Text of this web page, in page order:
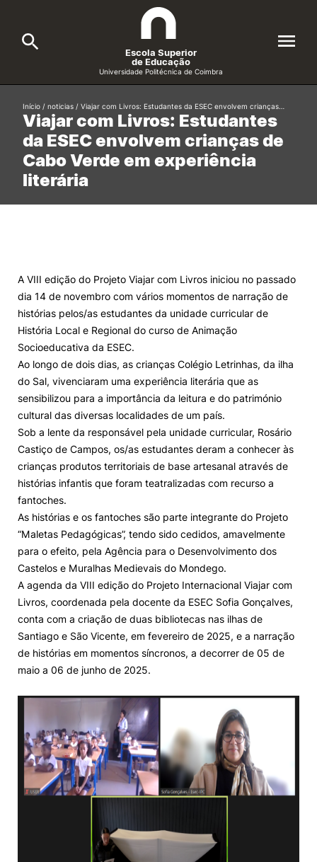
A ESEC
Cursos
Candidatos
Alunos
Knowledge Factory
Candidaturas
Escola Superior
de Educação
Universidade Politécnica de Coimbra
Search
Formative Offer General
Viajar com Livros: Estudantes
da ESEC envolvem crianças de
Cabo Verde em experiência
literária
Início / noticias / Viajar com Livros: Estudantes da ESEC envolvem crianças…
A VIII edição do Projeto Viajar com Livros iniciou no passado
dia 14 de novembro com vários momentos de narração de
histórias pelos/as estudantes da unidade curricular de
História Local e Regional do curso de Animação
Socioeducativa da ESEC.
Ao longo de dois dias, as crianças Colégio Letrinhas, da ilha
do Sal, vivenciaram uma experiência literária que as
sensibilizou para a importância da leitura e do património
cultural das diversas localidades de um país.
Sob a lente da responsável pela unidade curricular, Rosário
Castiço de Campos, os/as estudantes deram a conhecer às
crianças produtos territoriais de base artesanal através de
histórias infantis que foram teatralizadas com recurso a
fantoches.
As histórias e os fantoches são parte integrante do Projeto
“Maletas Pedagógicas”, tendo sido cedidos, amavelmente
para o efeito, pela Agência para o Desenvolvimento dos
Castelos e Muralhas Medievais do Mondego.
A agenda da VIII edição do Projeto Internacional Viajar com
Livros, coordenada pela docente da ESEC Sofia Gonçalves,
conta com a criação de duas bibliotecas nas ilhas de
Santiago e São Vicente, em fevereiro de 2025, e a narração
de histórias em momentos síncronos, a decorrer de 05 de
maio a 06 de junho de 2025.